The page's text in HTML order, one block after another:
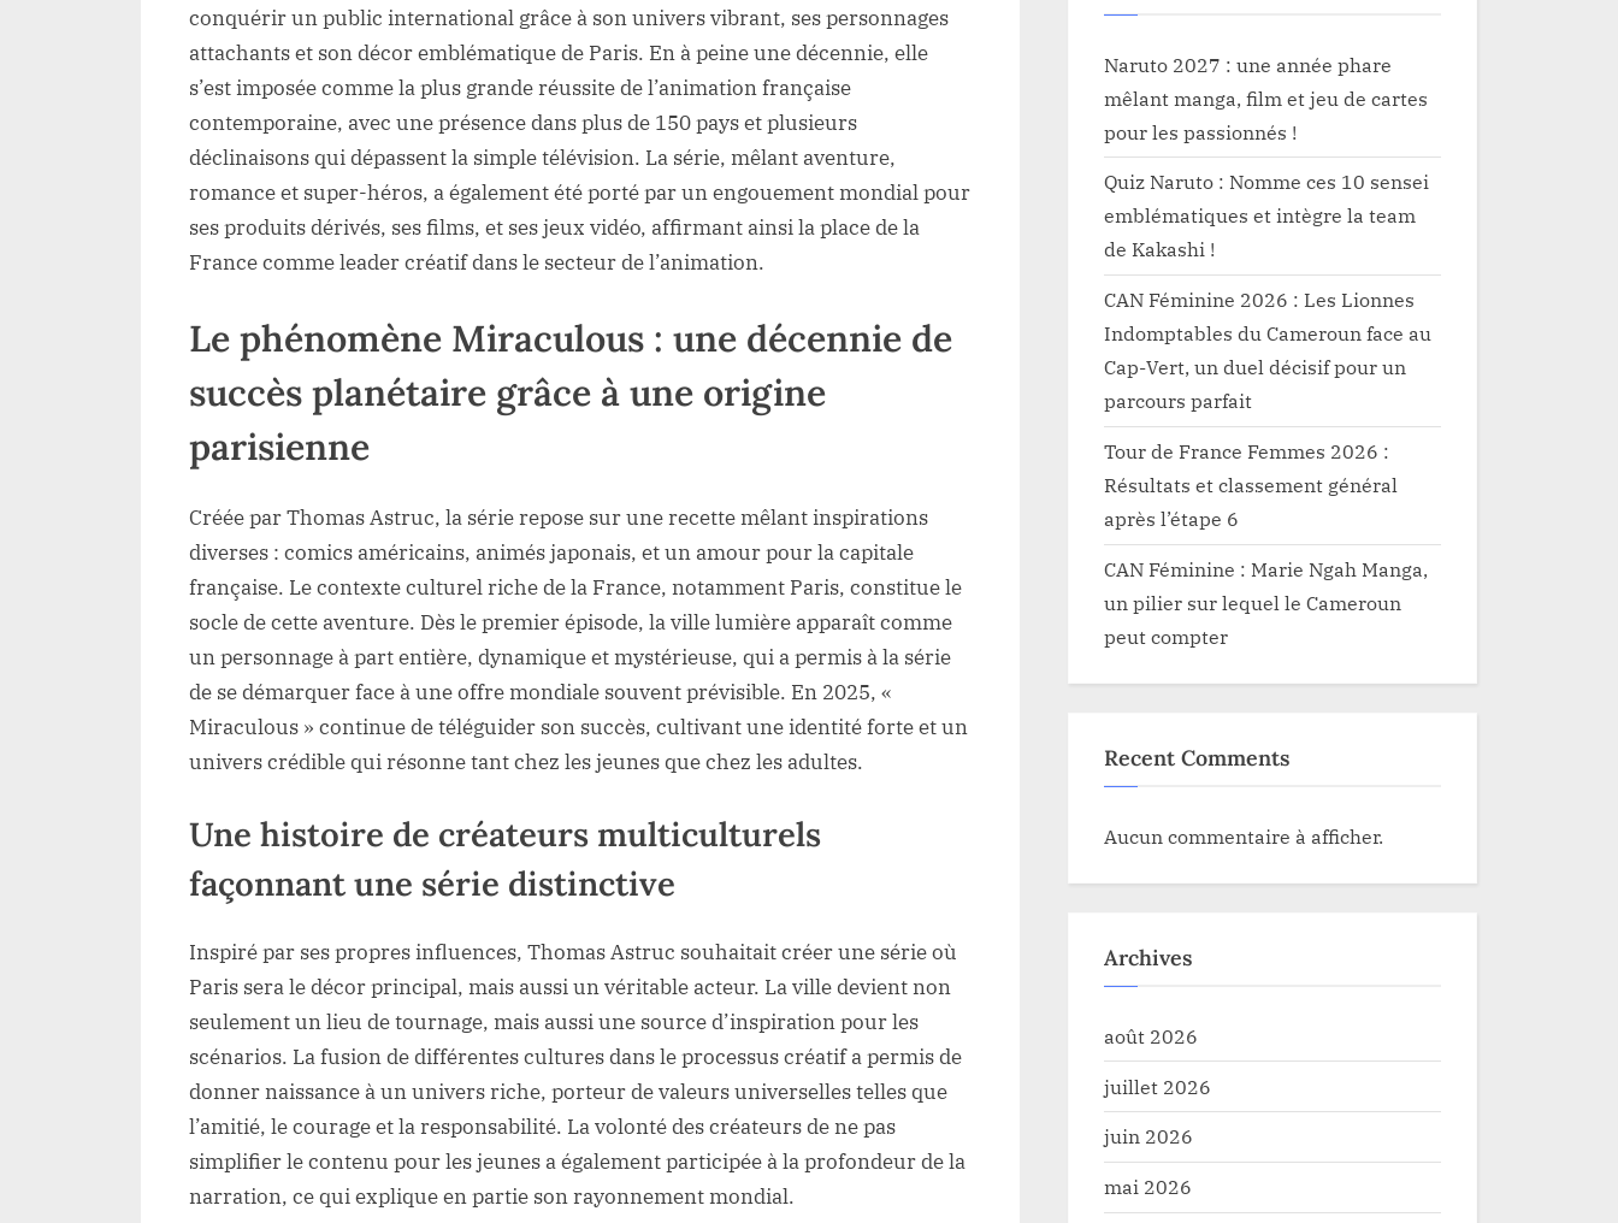
conquérir un public international grâce à son univers vibrant, ses personnages
attachants et son décor emblématique de Paris. En à peine une décennie, elle
s’est imposée comme la plus grande réussite de l’animation française
contemporaine, avec une présence dans plus de 150 pays et plusieurs
déclinaisons qui dépassent la simple télévision. La série, mêlant aventure,
romance et super-héros, a également été porté par un engouement mondial pour
ses produits dérivés, ses films, et ses jeux vidéo, affirmant ainsi la place de la
France comme leader créatif dans le secteur de l’animation.
Le phénomène Miraculous : une décennie de
succès planétaire grâce à une origine
parisienne
Créée par Thomas Astruc, la série repose sur une recette mêlant inspirations
diverses : comics américains, animés japonais, et un amour pour la capitale
française. Le contexte culturel riche de la France, notamment Paris, constitue le
socle de cette aventure. Dès le premier épisode, la ville lumière apparaît comme
un personnage à part entière, dynamique et mystérieuse, qui a permis à la série
de se démarquer face à une offre mondiale souvent prévisible. En 2025, «
Miraculous » continue de téléguider son succès, cultivant une identité forte et un
univers crédible qui résonne tant chez les jeunes que chez les adultes.
Une histoire de créateurs multiculturels
façonnant une série distinctive
Inspiré par ses propres influences, Thomas Astruc souhaitait créer une série où
Paris sera le décor principal, mais aussi un véritable acteur. La ville devient non
seulement un lieu de tournage, mais aussi une source d’inspiration pour les
scénarios. La fusion de différentes cultures dans le processus créatif a permis de
donner naissance à un univers riche, porteur de valeurs universelles telles que
l’amitié, le courage et la responsabilité. La volonté des créateurs de ne pas
simplifier le contenu pour les jeunes a également participée à la profondeur de la
narration, ce qui explique en partie son rayonnement mondial.
Naruto 2027 : une année phare
mêlant manga, film et jeu de cartes
pour les passionnés !
Quiz Naruto : Nomme ces 10 sensei
emblématiques et intègre la team
de Kakashi !
CAN Féminine 2026 : Les Lionnes
Indomptables du Cameroun face au
Cap-Vert, un duel décisif pour un
parcours parfait
Tour de France Femmes 2026 :
Résultats et classement général
après l’étape 6
CAN Féminine : Marie Ngah Manga,
un pilier sur lequel le Cameroun
peut compter
Recent Comments
Aucun commentaire à afficher.
Archives
août 2026
juillet 2026
juin 2026
mai 2026